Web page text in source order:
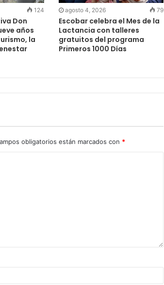
124
Don
años
la
agosto 4, 2026 79
Escobar celebra el Mes de la
Lactancia con talleres
gratuitos del programa
Primeros 1000 Días
obligatorios están marcados con *